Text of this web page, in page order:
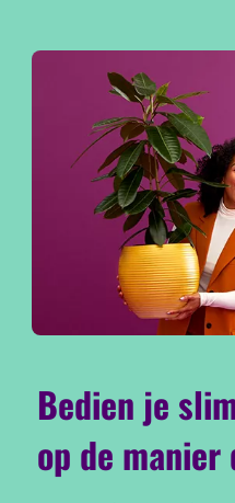
Bedien je
op de